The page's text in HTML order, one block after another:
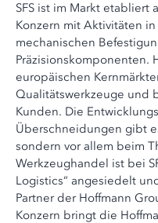
SFS ist im Markt etabliert
Konzern mit Aktivitäten
mechanischen
Präzisionskomponenten.
europäischen
Qualitätswerkzeuge und
Kunden. Die
Überschneidungen gibt
sondern vor allem beim
Werkzeughandel ist bei
Logistics“ angesiedelt
Partner der Hoffmann
Konzern bringt die